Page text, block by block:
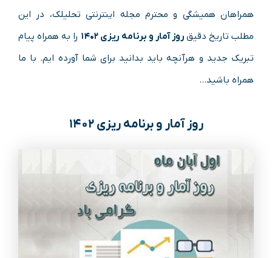
همراهان همیشگی و محترم مجله اینترنتی تحلیلک، در این
مطلب تاریخ دقیقروز آمار و برنامه ریزی ۱۴۰۲
را به همراه پیام
تبریک جدید و هرآنچه باید بدانید برای شما آورده ایم. با ما
همراه باشید…
روز آمار و برنامه ریزی ۱۴۰۲